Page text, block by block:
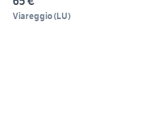
Viareggio(LU)